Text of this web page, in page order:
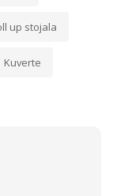
up stojala
Kuverte